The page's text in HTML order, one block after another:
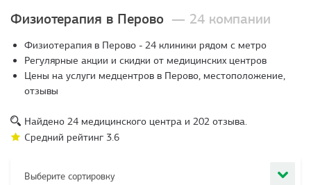
Физиотерапия в Перово — 24 компании
Физиотерапия в Перово - 24 клиники рядом с метро
Регулярные акции и скидки от медицинских центров
Цены на услуги медцентров в Перово, местоположение,
отзывы
Найдено 24 медицинского центра и 202 отзыва.
Средний рейтинг 3.6
Выберите сортировку